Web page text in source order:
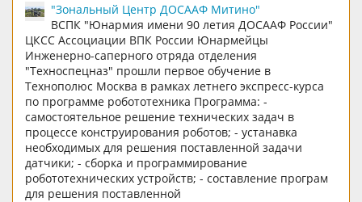
"Зональный Центр ДОСААФ Митино"
ВСПК "Юнармия имени 90 летия ДОСААФ России"
ЦКСС Ассоциации ВПК России Юнармейцы
Инженерно-саперного отряда отделения
"Техноспецназ" прошли первое обучение в
Технополюс Москва в рамках летнего экспресс-курса
по программе робототехника Программа: -
самостоятельное решение технических задач в
процессе конструирования роботов; - устанавка
необходимых для решения поставленной задачи
датчики; - сборка и программирование
робототехнических устройств; - составление програм
для решения поставленной